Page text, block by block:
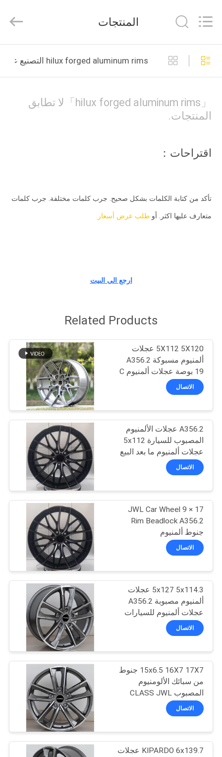
الصفحة
الرئيسية
منتجات
عنا
في
المعمل
اطلب
اقتباس
خريطة
الموقع
PRIVACY
POLICY
Industry
Co.,Ltd.
Reserved.
المنتجات
hilux forged aluminum rims التصنيع عبر الإنترنت
「hilux forged aluminum rims」لا تطابق
المنتجات.
اقتراحات：
تأكد من كتابة الكلمات بشكل صحيح. جرب كلمات مختلفة. جرب كلمات
متعارف عليها اكثر. أو طلب عرض أسعار.
ارجع الى البيت
Related Products
5X112 5X120 عجلات
ألمنيوم مسبوكة A356.2
19 بوصة عجلات ألمنيوم C
الفئة 3 سلسلةالاتصال
A356.2 عجلات الألمنيوم
المصبوب للسيارة 5x112
عجلات ألمنيوم ما بعد البيع
الاتصال
17 × 9 JWL Car Wheel
Rim Beadlock A356.2
جنوط ألمنيوم
الاتصال
5x127 5x114.3 عجلات
ألمنيوم مصبوبة A356.2
عجلات ألمنيوم للسيارات
الاتصال
15x6.5 16X7 17X7 جنوط
من سبائك الألومنيوم
المصبوب CLASS JWL
VIA TS16949
الاتصال
KIPARDO 6x139.7 عجلات